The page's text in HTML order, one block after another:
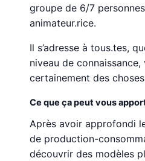
groupe de 6/7
animateur.rice.
Il s’adresse à tous.tes,
niveau de connaissance,
certainement des
Ce que ça peut vous
Après avoir approfondi
de production-
découvrir des modèles